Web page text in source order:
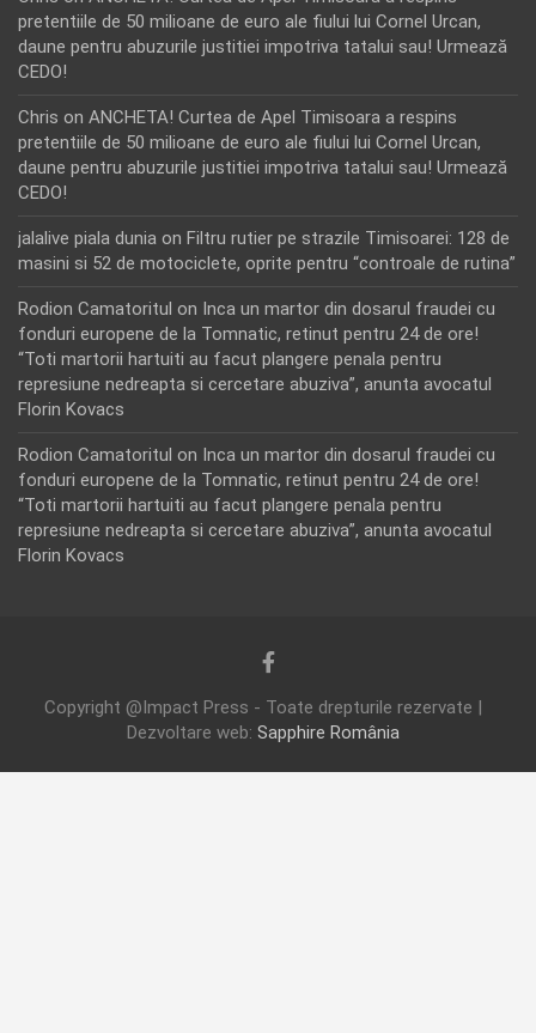
pretentiile de 50 milioane de euro ale fiului lui Cornel Urcan,
daune pentru abuzurile justitiei impotriva tatalui sau! Urmează
CEDO!
Chris on ANCHETA! Curtea de Apel Timisoara a respins
pretentiile de 50 milioane de euro ale fiului lui Cornel Urcan,
daune pentru abuzurile justitiei impotriva tatalui sau! Urmează
CEDO!
jalalive piala dunia on Filtru rutier pe strazile Timisoarei: 128 de
masini si 52 de motociclete, oprite pentru “controale de rutina”
Rodion Camatoritul on Inca un martor din dosarul fraudei cu
fonduri europene de la Tomnatic, retinut pentru 24 de ore!
“Toti martorii hartuiti au facut plangere penala pentru
represiune nedreapta si cercetare abuziva”, anunta avocatul
Florin Kovacs
Rodion Camatoritul on Inca un martor din dosarul fraudei cu
fonduri europene de la Tomnatic, retinut pentru 24 de ore!
“Toti martorii hartuiti au facut plangere penala pentru
represiune nedreapta si cercetare abuziva”, anunta avocatul
Florin Kovacs
Copyright @Impact Press - Toate drepturile rezervate |
Dezvoltare web: Sapphire România